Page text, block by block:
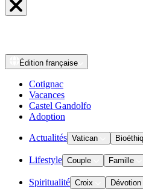
Édition française
Cotignac
Vacances
Castel Gandolfo
Adoption
Actualités Vatican
Lifestyle Couple Famille
Spiritualité Croix Dévotion